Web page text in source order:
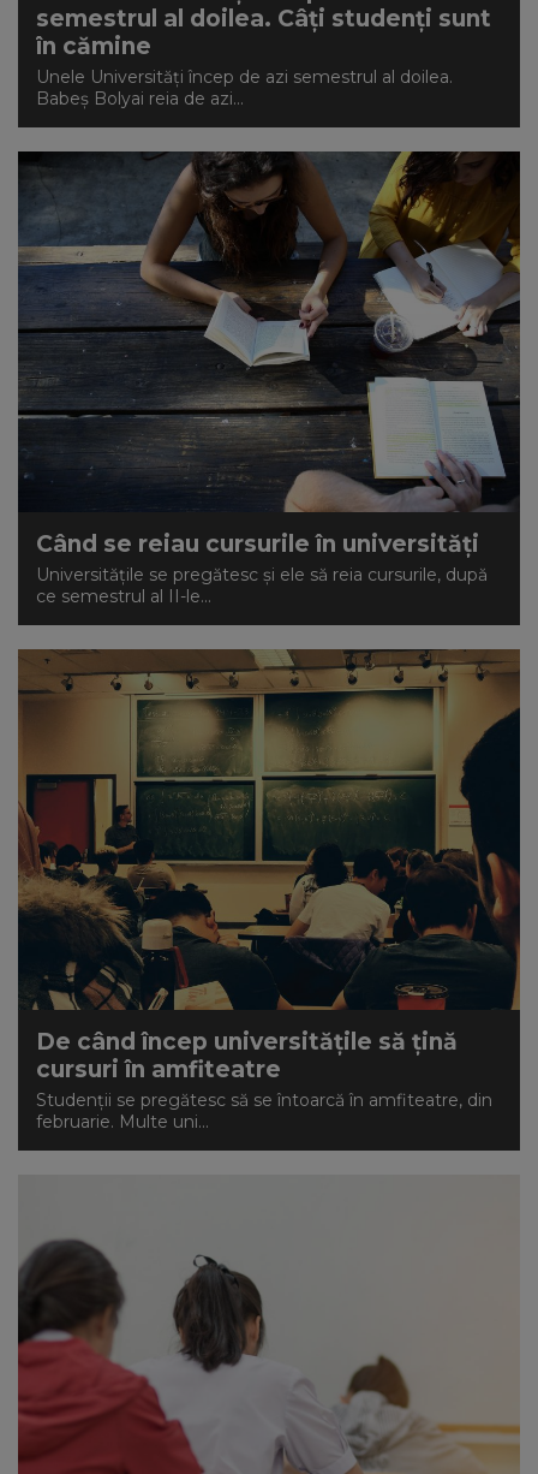
semestrul al doilea. Câți studenți sunt
în cămine
Unele Universități încep de azi semestrul al doilea.
Babeș Bolyai reia de azi...
Când se reiau cursurile în universități
Universitățile se pregătesc și ele să reia cursurile, după
ce semestrul al II-le...
De când încep universitățile să țină
cursuri în amfiteatre
Studenții se pregătesc să se întoarcă în amfiteatre, din
februarie. Multe uni...